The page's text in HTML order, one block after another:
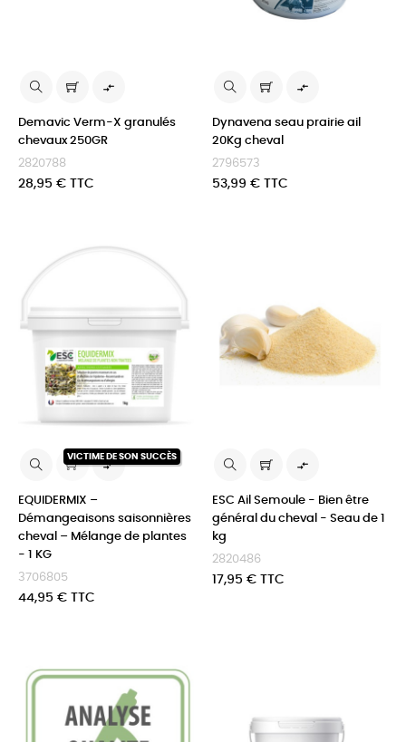

Demavic Verm-X granulés
chevaux 250GR
2820788
Prix
28,95 € TTC

Dynavena seau prairie ail
20Kg cheval
2796573
Prix
53,99 € TTC
VICTIME DE SON SUCCÈS

EQUIDERMIX –
Démangeaisons saisonnières
cheval – Mélange de plantes
- 1 KG
3706805
Prix
44,95 € TTC

ESC Ail Semoule - Bien être
général du cheval - Seau de 1
kg
2820486
Prix
17,95 € TTC